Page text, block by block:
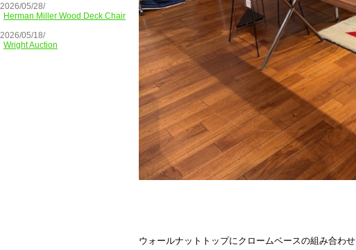
2026/05/28/
Herman Miller Wood Deck Chair
2026/05/18/
Wright Auction
ウォールナットトップにクロームベースの組み合わせ